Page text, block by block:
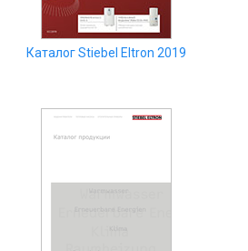
Каталог Stiebel Eltron 2019